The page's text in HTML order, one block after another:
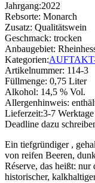
Jahrgang:2022
Rebsorte: Monarch
Zusatz: Qualitätswein
Geschmack: trocken
Anbaugebiet:
Kategorien:
Artikelnummer: 114-3
Füllmenge: 0,75 Liter
Alkohol: 14,5 % Vol.
Allergenhinweis:
Lieferzeit:3-7
Deadline dazu
Ein tiefgründiger ,
von reifen Beeren,
Réserve, das heißt: nur
historischer,